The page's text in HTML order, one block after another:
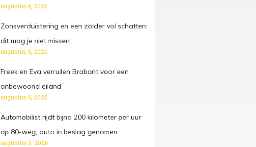
augustus 6, 2026
Zonsverduistering en een zolder vol schatten:
dit mag je niet missen
augustus 6, 2026
Freek en Eva verruilen Brabant voor een
onbewoond eiland
augustus 6, 2026
Automobilist rijdt bijna 200 kilometer per uur
op 80-weg, auto in beslag genomen
augustus 5, 2026